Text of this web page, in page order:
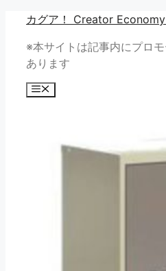
カグア！ Creator
※本サイトは記事内にプロ
あります
メ